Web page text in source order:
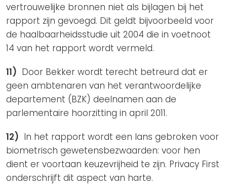
vertrouwelijke bronnen niet als bijlagen bij het
rapport zijn gevoegd. Dit geldt bijvoorbeeld voor
de haalbaarheidsstudie uit 2004 die in voetnoot
14 van het rapport wordt vermeld.
11) Door Bekker wordt terecht betreurd dat er
geen ambtenaren van het verantwoordelijke
departement (BZK) deelnamen aan de
parlementaire hoorzitting in april 2011.
12) In het rapport wordt een lans gebroken voor
biometrisch gewetensbezwaarden: voor hen
dient er voortaan keuzevrijheid te zijn. Privacy First
onderschrijft dit aspect van harte.